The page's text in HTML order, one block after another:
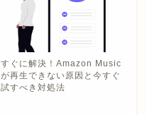
すぐに解決！Amazon Music
が再生できない原因と今すぐ
試すべき対処法